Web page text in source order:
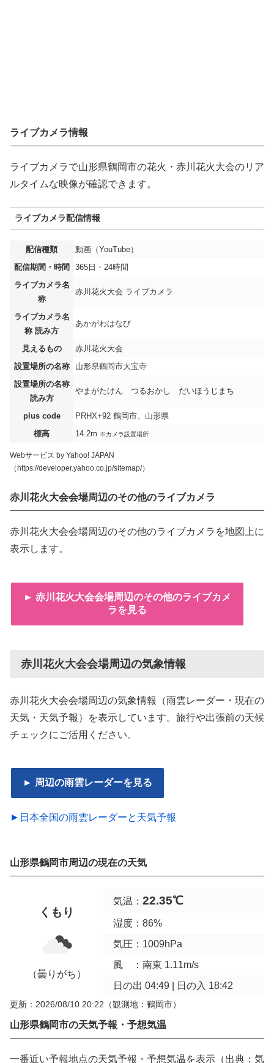
ライブカメラ情報
ライブカメラで山形県鶴岡市の花火・赤川花火大会のリア
ルタイムな映像が確認できます。
ライブカメラ配信情報
配信種類
動画（YouTube）
配信期間・時間
365日・24時間
ライブカメラ名
称
赤川花火大会 ライブカメラ
ライブカメラ名
称 読み方
あかがわはなび
見えるもの
赤川花火大会
設置場所の名称
山形県鶴岡市大宝寺
設置場所の名称
読み方
やまがたけん つるおかし だいほうじまち
plus code
PRHX+92 鶴岡市、山形県
標高
14.2m ※カメラ設置場所
Webサービス by Yahoo! JAPAN
（https://developer.yahoo.co.jp/sitemap/）
赤川花火大会会場周辺のその他のライブカメラ
赤川花火大会会場周辺のその他のライブカメラを地図上に
表示します。
► 赤川花火大会会場周辺のその他のライブカメ
ラを見る
赤川花火大会会場周辺の気象情報
赤川花火大会会場周辺の気象情報（雨雲レーダー・現在の
天気・天気予報）を表示しています。旅行や出張前の天候
チェックにご活用ください。
► 周辺の雨雲レーダーを見る
►日本全国の雨雲レーダーと天気予報
山形県鶴岡市周辺の現在の天気
くもり
（曇りがち）
気温： 22.35℃
湿度：86%
気圧：1009hPa
風 ：南東 1.11m/s
日の出 04:49 | 日の入 18:42
更新：2026/08/10 20:22 （観測地：鶴岡市）
山形県鶴岡市の天気予報・予想気温
一番近い予報地点の天気予報・予想気温を表示（出典：気